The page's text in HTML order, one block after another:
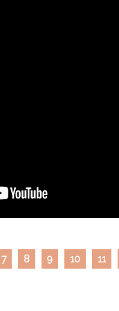
7 8 9 10 11